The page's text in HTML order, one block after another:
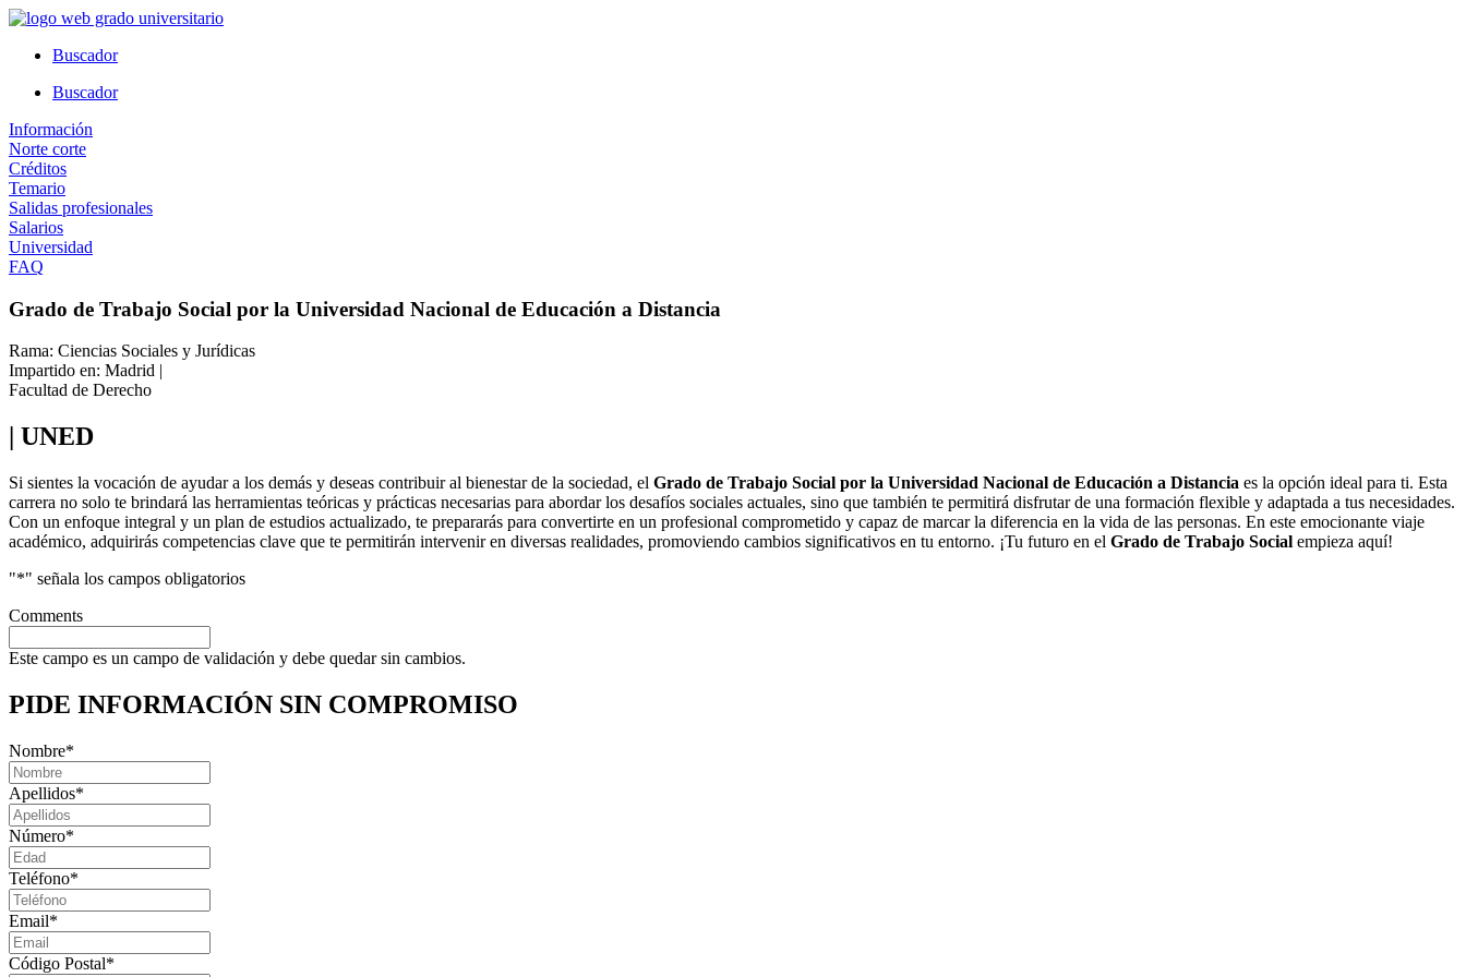
Ir
contenidoBuscador
Buscador
Información
Norte corte
Créditos
Temario
Salidas profesionales
Salarios
Universidad
FAQ
Grado de Trabajo Social por la Universidad Nacional de Educación a Distancia
Rama: Ciencias Sociales y Jurídicas
Impartido en: Madrid |
Facultad de Derecho
| UNED
Si sientes la vocación de ayudar a los demás y deseas contribuir al bienestar de la sociedad, el Grado de Trabajo Social por la Universidad Nacional de Educación a Distancia es la opción ideal para ti. Esta
carrera no solo te brindará las herramientas teóricas y prácticas necesarias para abordar los desafíos sociales actuales, sino que también te permitirá disfrutar de una formación flexible y adaptada a tus necesidades.
Con un enfoque integral y un plan de estudios actualizado, te prepararás para convertirte en un profesional comprometido y capaz de marcar la diferencia en la vida de las personas. En este emocionante viaje
académico, adquirirás competencias clave que te permitirán intervenir en diversas realidades, promoviendo cambios significativos en tu entorno. ¡Tu futuro en el Grado de Trabajo Social empieza aquí!
"*" señala los campos obligatorios
Comments
Este campo es un campo de validación y debe quedar sin cambios.
PIDE INFORMACIÓN SIN COMPROMISO
Nombre*
Apellidos*
Número*
Teléfono*
Email*
Código Postal*